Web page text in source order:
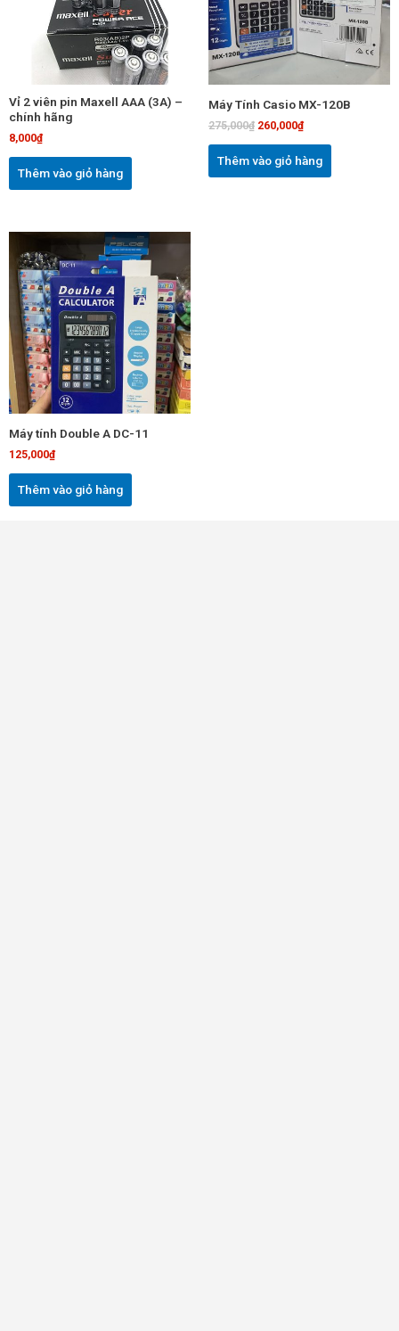
Vỉ 2 viên pin Maxell AAA (3A) –
chính hãng
8,000₫
Thêm vào giỏ hàng
Máy Tính Casio MX-120B
275,000₫ 260,000₫
Thêm vào giỏ hàng
Máy tính Double A DC-11
125,000₫
Thêm vào giỏ hàng